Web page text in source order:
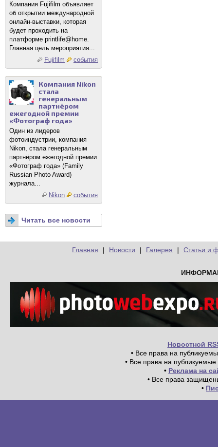
Компания Fujifilm объявляет
об открытии международной
онлайн-выставки, которая
будет проходить на
платформе printlife@home.
Главная цель мероприятия...
Fujifilm
события
Компания Nikon
стала
генеральным
партнёром
ежегодной премии
«Фотограф года»
Один из лидеров
фотоиндустрии, компания
Nikon, стала генеральным
партнёром ежегодной премии
«Фотограф года» (Family
Russian Photo Award)
журнала...
Nikon
события
Читать все новости
Главная | Новости | Галерея | Статьи и
Новостной
• Все права на
• Все права на
• Реклама на
• Все права
•